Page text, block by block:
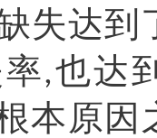
失达
,也达
本原因